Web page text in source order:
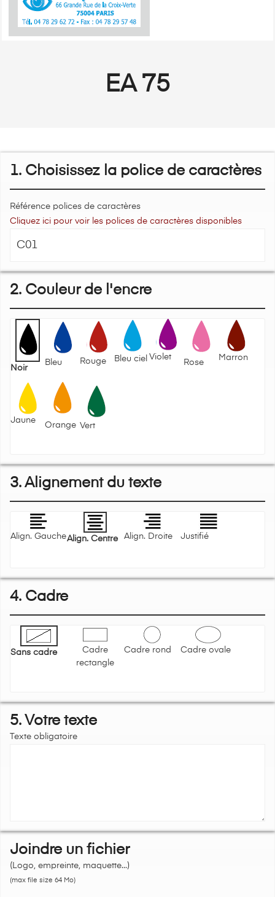
EA 75
1. Choisissez la police de caractères
Référence polices de caractères
Cliquez ici pour voir les polices de caractères disponibles
2. Couleur de l'encre
Noir
Bleu Rouge Bleu ciel Violet
Rose
Marron
Jaune
Orange Vert
3. Alignement du texte
Align. GaucheAlign. Centre Align. Droite Justifié
4. Cadre
Sans cadre
Cadre
rectangle
Cadre rond Cadre ovale
5. Votre texte
Texte obligatoire
Joindre un fichier
(Logo, empreinte, maquette...)
(max file size 64 Mo)